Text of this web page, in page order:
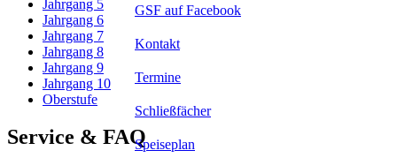
GSF auf Facebook
Kontakt
Termine
Schließfächer
Speiseplan
Jahrgang 5
Jahrgang 6
Jahrgang 7
Jahrgang 8
Jahrgang 9
Jahrgang 10
Oberstufe
Service & FAQ